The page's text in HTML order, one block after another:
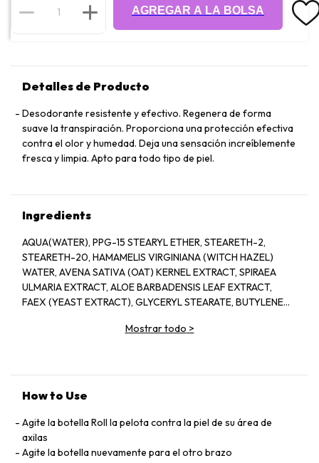
AGREGAR A LA BOLSA
Detalles de Producto
Desodorante resistente y efectivo. Regenera de forma
suave la transpiración. Proporciona una protección efectiva
contra el olor y humedad. Deja una sensación increíblemente
fresca y limpia. Apto para todo tipo de piel.
Ingredients
AQUA(WATER), PPG-15 STEARYL ETHER, STEARETH-2,
STEARETH-20, HAMAMELIS VIRGINIANA (WITCH HAZEL)
WATER, AVENA SATIVA (OAT) KERNEL EXTRACT, SPIRAEA
ULMARIA EXTRACT, ALOE BARBADENSIS LEAF EXTRACT,
FAEX (YEAST EXTRACT), GLYCERYL STEARATE, BUTYLENE
GLYCOL, BHT, LIMONENE, CITRAL, LINALOOL, GERANIOL,
Mostrar todo >
How to Use
Agite la botella Roll la pelota contra la piel de su área de
axilas
Agite la botella nuevamente para el otro brazo